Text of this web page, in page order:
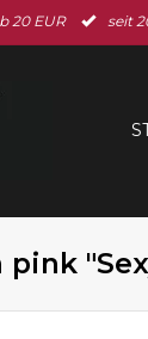
20 EUR seit